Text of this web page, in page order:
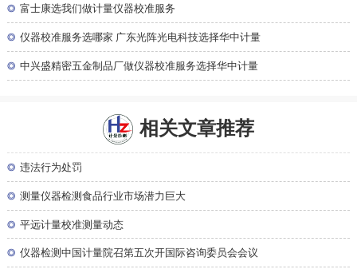
◎ 富士康选我们做计量仪器校准服务
◎ 仪器校准服务选哪家 广东光阵光电科技选择华中计量
◎ 中兴盛精密五金制品厂做仪器校准服务选择华中计量
相关文章推荐
◎ 违法行为处罚
◎ 测量仪器检测食品行业市场潜力巨大
◎ 平远计量校准测量动态
◎ 仪器检测中国计量院召第五次开国际咨询委员会会议